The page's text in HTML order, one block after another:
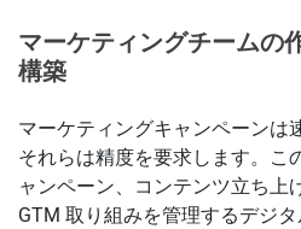
マーケティングチームの
構築
マーケティングキャンペーンは
それらは精度を要求します。こ
ャンペーン、コンテンツ立ち上
GTM 取り組みを管理するデジ